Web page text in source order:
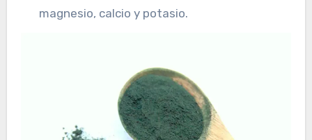
magnesio, calcio y potasio.